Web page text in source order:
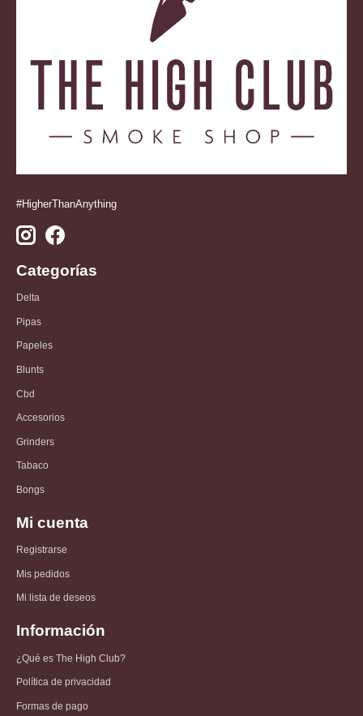
#HigherThanAnything
Categorías
Delta
Pipas
Papeles
Blunts
Cbd
Accesorios
Grinders
Tabaco
Bongs
Mi cuenta
Registrarse
Mis pedidos
Mi lista de deseos
Información
¿Qué es The High Club?
Política de privacidad
Formas de pago